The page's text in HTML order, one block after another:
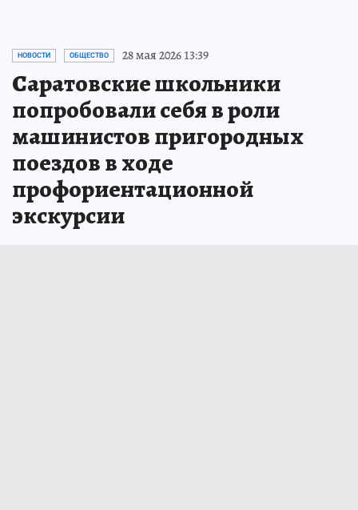
Саратовские школьники
попробовали себя в роли
машинистов пригородных
поездов в ходе
профориентационной
экскурсии